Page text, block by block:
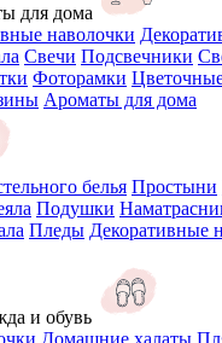
для дома
наволочки
Свечи Подсвечники
Фоторамки
Ароматы для дома
белья Простыни
Подушки
Пледы Декоративные
и обувь
Домашние халаты